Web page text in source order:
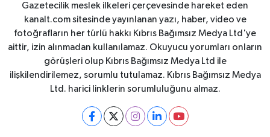
Gazetecilik meslek ilkeleri çerçevesinde hareket eden
kanalt.com sitesinde yayınlanan yazı, haber, video ve
fotoğrafların her türlü hakkı Kıbrıs Bağımsız Medya Ltd'ye
aittir, izin alınmadan kullanılamaz. Okuyucu yorumları onların
görüşleri olup Kıbrıs Bağımsız Medya Ltd ile
ilişkilendirilemez, sorumlu tutulamaz. Kıbrıs Bağımsız Medya
Ltd. harici linklerin sorumluluğunu almaz.